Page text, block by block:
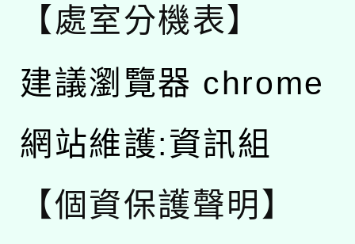
【處室分機表】
建議瀏覽器 chrome
網站維護:資訊組
【個資保護聲明】